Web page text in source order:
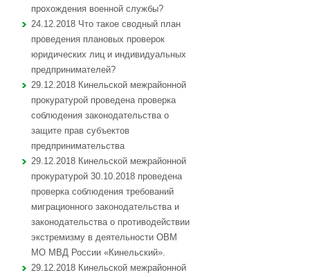
прохождения военной службы?
24.12.2018 Что такое сводный план
проведения плановых проверок
юридических лиц и индивидуальных
предпринимателей?
29.12.2018 Кинельской межрайонной
прокуратурой проведена проверка
соблюдения законодательства о
защите прав субъектов
предпринимательства
29.12.2018 Кинельской межрайонной
прокуратурой 30.10.2018 проведена
проверка соблюдения требований
миграционного законодательства и
законодательства о противодействии
экстремизму в деятельности ОВМ
МО МВД России «Кинельский».
29.12.2018 Кинельской межрайонной